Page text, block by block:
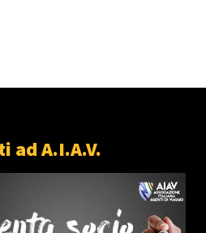
ad A.I.A.V.